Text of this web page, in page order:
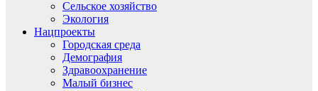
Сельское хозяйство
Экология
Нацпроекты
Городская среда
Демография
Здравоохранение
Малый бизнес